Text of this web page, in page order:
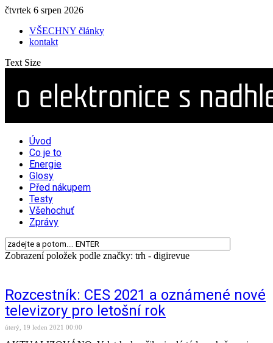
čtvrtek 6 srpen 2026
VŠECHNY články
kontakt
Text Size
Úvod
Co je to
Energie
Glosy
Před nákupem
Testy
Všehochuť
Zprávy
Zobrazení položek podle značky: trh - digirevue
Rozcestník: CES 2021 a oznámené nové
televizory pro letošní rok
úterý, 19 leden 2021 00:00